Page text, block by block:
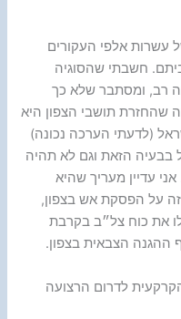
עשרות אלפי העקורים
חשבתי שהסוגיה
רב, ומסתבר שלא כך
תושבי הצפון היא
(לדעתי הערכה נכונה)
בבעיה הזאת וגם לא תהיה
עדיין מעריך שהיא
על הפסקת אש בצפון,
החלטה 1701, יגדילו את כוח צל״ב בקרבת
ההגנה הצבאית בצפון.